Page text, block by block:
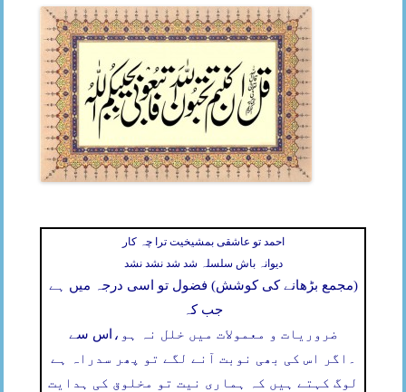
احمد تو عاشقی بمشیخیت ترا چہ کار
دیوانہ باش سلسلہ شد شد نشد نشد
(مجمع بڑھانے کی کوشش) فضول تو اسی درجہ میں ہے
جب کہ
اس سے ضروریات و معمولات میں خلل نہ ہو،
اگر اس کی بھی نوبت آنے لگے تو پھر سدراہ ہے
لوگ کہتے ہیں کہ ہماری نیت تو مخلوق کی ہدایت